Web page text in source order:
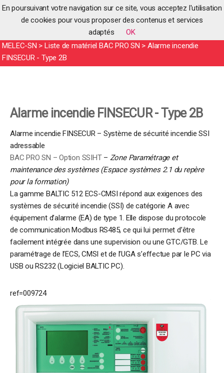
Produits pédagogiques
MELEC-SN > Liste de matériel BAC PRO SN >Alarme incendie
FINSECUR - Type 2B
Alarme incendie FINSECUR - Type 2B
Alarme incendie FINSECUR – Système de sécurité incendie SSI
adressable
BAC PRO SN – Option SSIHT– Zone Paramétrage et
maintenance des systèmes (Espace systèmes 2.1 du repère
pour la formation)
La gamme BALTIC 512 ECS-CMSI répond aux exigences des
systèmes de sécurité incendie (SSI) de catégorie A avec
équipement d’alarme (EA) de type 1. Elle dispose du protocole
de communication Modbus RS485, ce qui lui permet d’être
facilement intégrée dans une supervision ou une GTC/GTB. Le
paramétrage de l’ECS, CMSI et de l’UGA s’effectue par le PC via
USB ou RS232 (Logiciel BALTIC PC).
ref=009724
En poursuivant votre navigation sur ce site, vous acceptez l'utilisation
de cookies pour vous proposer des contenus et services
adaptés
OK